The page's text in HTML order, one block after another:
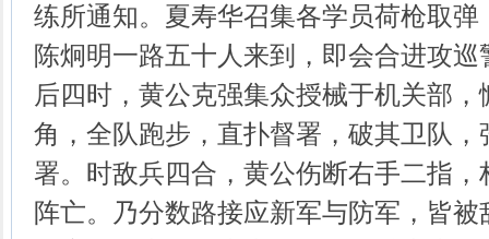
练所通知。夏寿华召集各学员荷枪取
陈炯明一路五十人来到，即会合进攻
后四时，黄公克强集众授械于机关部
角，全队跑步，直扑督署，破其卫队
署。时敌兵四合，黄公伤断右手二指
阵亡。乃分数路接应新军与防军，皆